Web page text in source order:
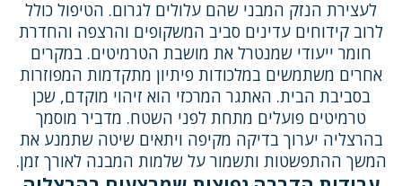
לעצירת הנזק המבני שהם עלולים לגרום. הטיפול כולל
לרוב קידוחים עדינים סביב המשקופים והרצפה והחדרת
חומר ייעודי שמנטרל את מושבת הטרמיטים. במקרים
אחרים משתמשים במלכודות פיתיון מתקדמות המפוזרות
בסביבת הבית. האתגר המרכזי הוא זיהוי מוקדם, שכן
טרמיטים פועלים מתחת לפני השטח. מדביר מוסמך
בהרצליה יערוך בדיקה מקיפה ויתאים שיטה שתמנע את
המשך ההתפשטות ותשמור על שלמות המבנה לאורך זמן.